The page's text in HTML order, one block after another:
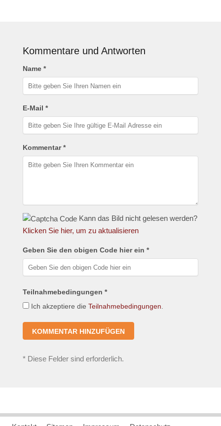
Kommentare und Antworten
Name *
E-Mail *
Kommentar *
Kann das Bild nicht gelesen werden?
Klicken Sie hier, um zu aktualisieren
Geben Sie den obigen Code hier ein *
Teilnahmebedingungen *
Ich akzeptiere die Teilnahmebedingungen.
*Diese Felder sind erforderlich.